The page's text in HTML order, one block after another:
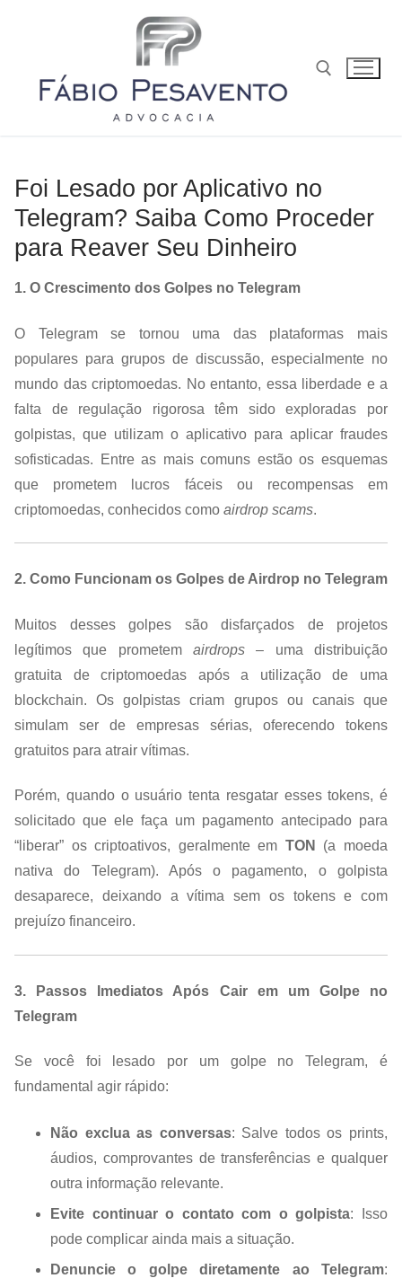
Foi Lesado por Aplicativo no
Telegram? Saiba Como Proceder
para Reaver Seu Dinheiro
1. O Crescimento dos Golpes no Telegram
O Telegram se tornou uma das plataformas mais
populares para grupos de discussão, especialmente no
mundo das criptomoedas. No entanto, essa liberdade e a
falta de regulação rigorosa têm sido exploradas por
golpistas, que utilizam o aplicativo para aplicar fraudes
sofisticadas. Entre as mais comuns estão os esquemas
que prometem lucros fáceis ou recompensas em
criptomoedas, conhecidos como airdrop scams.
2. Como Funcionam os Golpes de Airdrop no Telegram
Muitos desses golpes são disfarçados de projetos
legítimos que prometem airdrops – uma distribuição
gratuita de criptomoedas após a utilização de uma
blockchain. Os golpistas criam grupos ou canais que
simulam ser de empresas sérias, oferecendo tokens
gratuitos para atrair vítimas.
Porém, quando o usuário tenta resgatar esses tokens, é
solicitado que ele faça um pagamento antecipado para
“liberar” os criptoativos, geralmente em TON
(a moeda
nativa do Telegram). Após o pagamento, o golpista
desaparece, deixando a vítima sem os tokens e com
prejuízo financeiro.
3. Passos Imediatos Após Cair em um Golpe no
Telegram
Se você foi lesado por um golpe no Telegram, é
fundamental agir rápido:
Não exclua as conversas: Salve todos os prints,
áudios, comprovantes de transferências e qualquer
outra informação relevante.
Evite continuar o contato com o golpista: Isso
pode complicar ainda mais a situação.
Denuncie o golpe diretamente ao Telegram: